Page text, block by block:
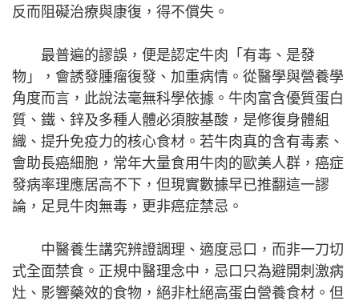
反而阻礙治療與康復，得不償失。
最普遍的謬誤，便是認定牛肉「有毒、是發
物」，會誘發腫瘤復發、加重病情。從醫學與營養學
角度而言，此說法毫無科學依據。牛肉富含優質蛋白
質、鐵、鋅及多種人體必須胺基酸，是修復身體組
織、提升免疫力的核心食材。若牛肉真的含有毒素、
會助長癌細胞，常年大量食用牛肉的歐美人群，癌症
發病率理應居高不下，但現實數據早已推翻這一謬
論，足見牛肉無毒，更非癌症禁忌。
中醫養生講究辨證調理、適度忌口，而非一刀切
式全面禁食。正規中醫理念中，忌口只為避開刺激病
灶、影響藥效的食物，絕非杜絕高蛋白營養食材。但